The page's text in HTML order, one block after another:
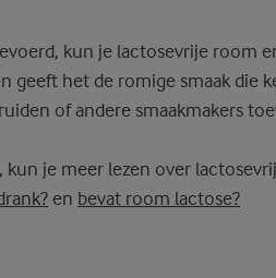
kun je lactosevrije room
geeft het de romige smaak die
of andere smaakmakers
je meer lezen over
en bevat room lactose?